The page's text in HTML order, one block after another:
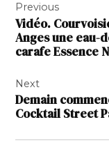
de
l’article
Previous
Vidéo.
Anges une eau-
carafe Essence
Next
Demain
Cocktail Street